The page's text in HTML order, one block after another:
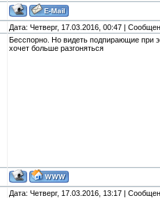
Дата: Четверг, 17.03.2016, 00:47 |
Бесспорно. Но видеть подпирающие при
хочет больше разгоняться
Дата: Четверг, 17.03.2016, 13:17 |